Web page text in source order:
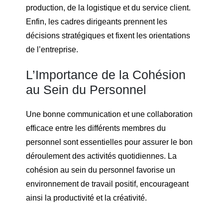
production, de la logistique et du service client.
Enfin, les cadres dirigeants prennent les
décisions stratégiques et fixent les orientations
de l’entreprise.
L’Importance de la Cohésion
au Sein du Personnel
Une bonne communication et une collaboration
efficace entre les différents membres du
personnel sont essentielles pour assurer le bon
déroulement des activités quotidiennes. La
cohésion au sein du personnel favorise un
environnement de travail positif, encourageant
ainsi la productivité et la créativité.